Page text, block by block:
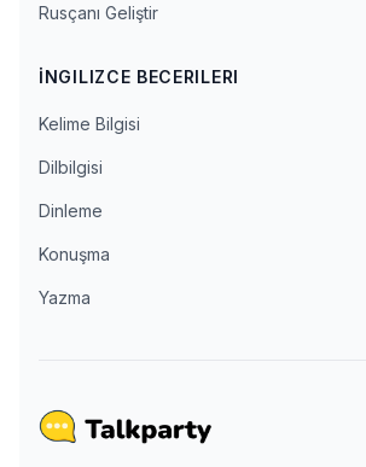
Rusçanı Geliştir
İNGILIZCE BECERILERI
Kelime Bilgisi
Dilbilgisi
Dinleme
Konuşma
Yazma